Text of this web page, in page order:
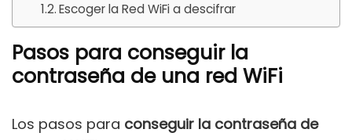
Escoger la Red WiFi a descifrar
Pasos para conseguir la
contraseña de una red WiFi
Los pasos para conseguir la contraseña de